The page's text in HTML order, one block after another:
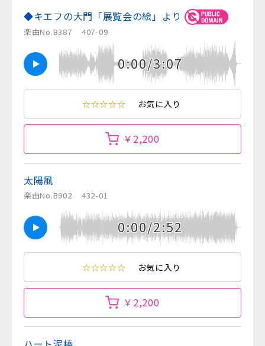
◆キエフの大門「展覧会の絵」より
楽曲No.B387 407-09
0:00/3:07
☆☆☆☆☆ お気に入り
￥2,200
太陽風
楽曲No.B902 432-01
0:00/2:52
☆☆☆☆☆ お気に入り
￥2,200